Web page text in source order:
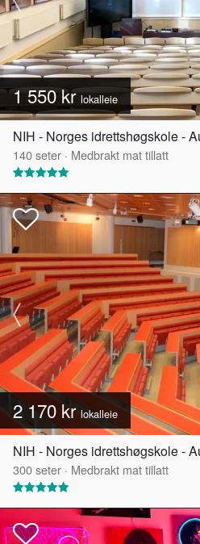
1 550 krlokalleie
NIH - Norges idrettshøgskole -
140seter · Medbrakt mat tillatt
2 170 kr lokalleie
NIH - Norges idrettshøgskole -
300seter · Medbrakt mat tillatt